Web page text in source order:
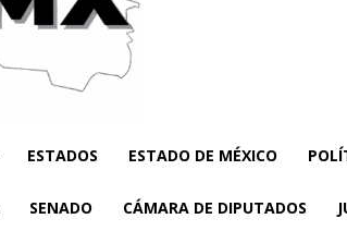
ESTADOS ESTADO DE MÉXICO
SENADO CÁMARA DE DIPUTADOS